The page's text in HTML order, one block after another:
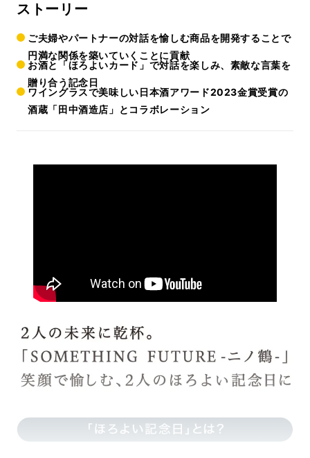
ストーリー
ご夫婦やパートナーの対話を愉しむ商品を開発することで
円満な関係を築いていくことに貢献
お酒と「ほろよいカード」で対話を楽しみ、素敵な言葉を
贈り合う記念日
ワイングラスで美味しい日本酒アワード2023金賞受賞の
酒蔵「田中酒造店」とコラボレーション